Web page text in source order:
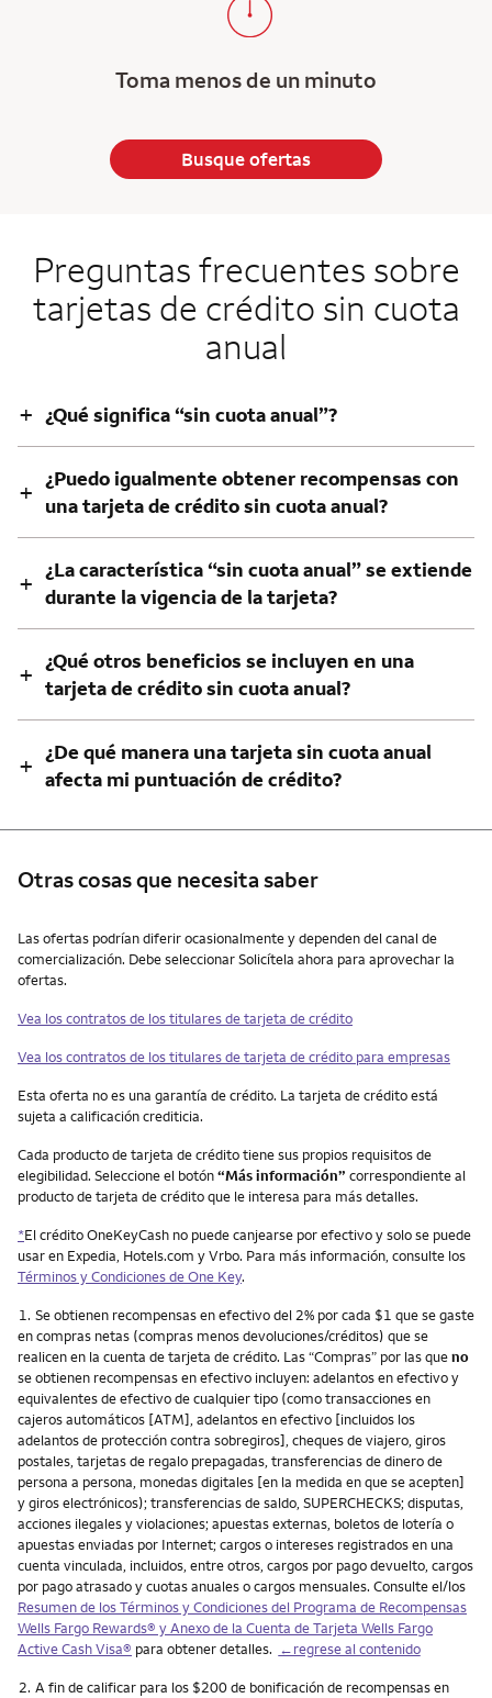
Toma menos de un minuto
Busque ofertas
Preguntas frecuentes sobre
tarjetas de crédito sin cuota
anual
+ ¿Qué significa “sin cuota anual”?
+ ¿Puedo igualmente obtener recompensas con
una tarjeta de crédito sin cuota anual?
+ ¿La característica “sin cuota anual” se extiende
durante la vigencia de la tarjeta?
+ ¿Qué otros beneficios se incluyen en una
tarjeta de crédito sin cuota anual?
+ ¿De qué manera una tarjeta sin cuota anual
afecta mi puntuación de crédito?
Otras cosas que necesita saber
Otras cosas que necesita saber
Las ofertas podrían diferir ocasionalmente y dependen del canal de
comercialización. Debe seleccionar Solicítela ahora para aprovechar la
ofertas.
Vea los contratos de los titulares de tarjeta de crédito
Vea los contratos de los titulares de tarjeta de crédito para empresas
Esta oferta no es una garantía de crédito. La tarjeta de crédito está
sujeta a calificación crediticia.
Cada producto de tarjeta de crédito tiene sus propios requisitos de
elegibilidad. Seleccione el botón“Más información” correspondiente al
producto de tarjeta de crédito que le interesa para más detalles.
*El crédito OneKeyCash no puede canjearse por efectivo y solo se puede
usar en Expedia, Hotels.com y Vrbo. Para más información, consulte los
Términos y Condiciones de One Key.
Nota
1. Se obtienen recompensas en efectivo del 2% por cada $1 que se gaste
en compras netas (compras menos devoluciones/créditos) que se
realicen en la cuenta de tarjeta de crédito. Las “Compras” por las queno
se obtienen recompensas en efectivo incluyen: adelantos en efectivo y
equivalentes de efectivo de cualquier tipo (como transacciones en
cajeros automáticos [ATM], adelantos en efectivo [incluidos los
adelantos de protección contra sobregiros], cheques de viajero, giros
postales, tarjetas de regalo prepagadas, transferencias de dinero de
persona a persona, monedas digitales [en la medida en que se acepten]
y giros electrónicos); transferencias de saldo, SUPERCHECKS; disputas,
acciones ilegales y violaciones; apuestas externas, boletos de lotería o
apuestas enviadas por Internet; cargos o intereses registrados en una
cuenta vinculada, incluidos, entre otros, cargos por pago devuelto, cargos
por pago atrasado y cuotas anuales o cargos mensuales. Consulte el/los
Resumen de los Términos y Condiciones del Programa de Recompensas
Wells Fargo Rewards® y Anexo de la Cuenta de Tarjeta Wells Fargo
Active Cash Visa® para obtener detalles. ←regrese al contenido
Nota
2. A fin de calificar para los $200 de bonificación de recompensas en